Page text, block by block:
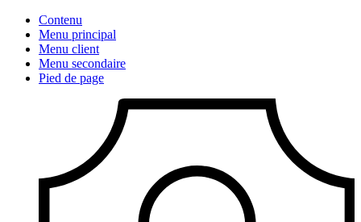
Contenu
Menu principal
Menu client
Menu secondaire
Pied de page